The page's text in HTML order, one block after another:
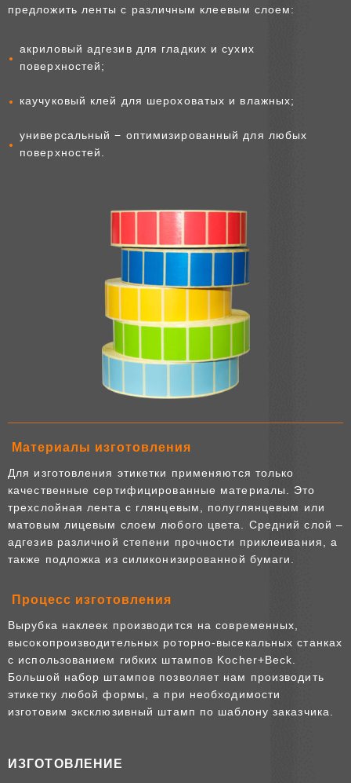
предложить ленты с различным клеевым слоем:
акриловый адгезив для гладких и сухих
поверхностей;
каучуковый клей для шероховатых и влажных;
универсальный − оптимизированный для любых
поверхностей.
ИЗГОТОВЛЕНИЕ
Материалы изготовления
Для изготовления этикетки применяются только
качественные сертифицированные материалы. Это
трехслойная лента с глянцевым, полуглянцевым или
матовым лицевым слоем любого цвета. Средний слой –
адгезив различной степени прочности приклеивания, а
также подложка из силиконизированной бумаги.
Процесс изготовления
Вырубка наклеек производится на современных,
высокопроизводительных роторно-высекальных станках
с использованием гибких штампов Kocher+Beck.
Большой набор штампов позволяет нам производить
этикетку любой формы, а при необходимости
изготовим эксклюзивный штамп по шаблону заказчика.